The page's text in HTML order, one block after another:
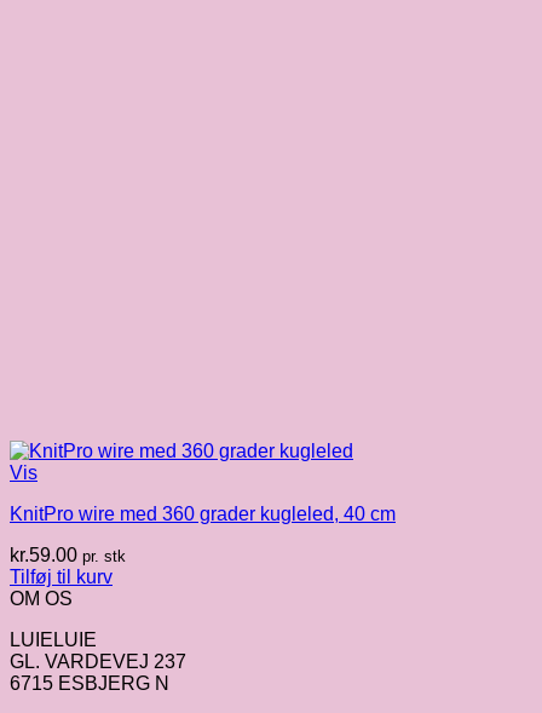
Vis
KnitPro wire med 360 grader kugleled, 40 cm
kr.59.00 pr. stk
Tilføj til kurv
OM OS
LUIELUIE
GL. VARDEVEJ 237
6715 ESBJERG N